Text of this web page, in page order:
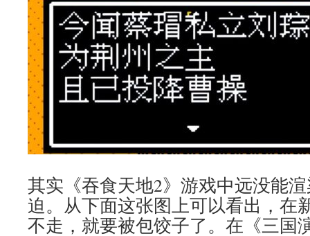
其实《吞食天地2》游戏中远没能
迫。从下面这张图上可以看出，在
不走，就要被包饺子了。在《三国